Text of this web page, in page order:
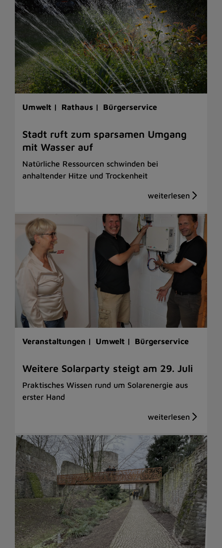
Umwelt | Rathaus | Bürgerservice
Stadt ruft zum sparsamen Umgang
mit Wasser auf
Natürliche Ressourcen schwinden bei
anhaltender Hitze und Trockenheit
Veranstaltungen | Umwelt | Bürgerservice
Weitere Solarparty steigt am 29. Juli
Praktisches Wissen rund um Solarenergie aus
erster Hand